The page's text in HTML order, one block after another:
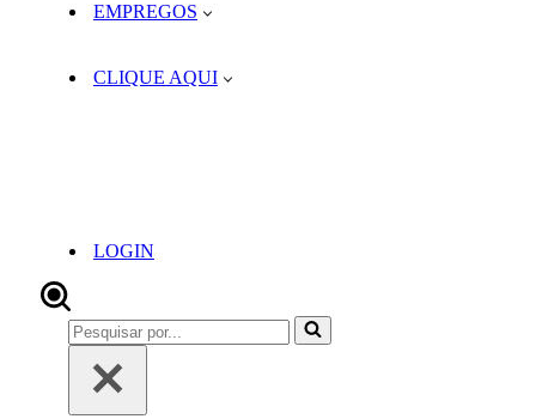
EMPREGOS
CLIQUE AQUI
LOGIN
Pesquisar
por...